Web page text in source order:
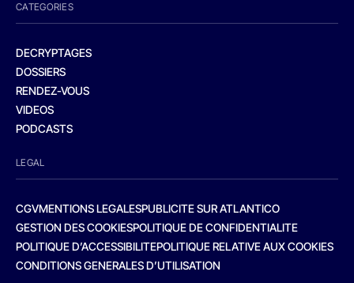
CATEGORIES
DECRYPTAGES
DOSSIERS
RENDEZ-VOUS
VIDEOS
PODCASTS
LEGAL
CGVMENTIONS LEGALESPUBLICITE SUR ATLANTICO
GESTION DES COOKIESPOLITIQUE DE CONFIDENTIALITE
POLITIQUE D’ACCESSIBILITEPOLITIQUE RELATIVE AUX COOKIES
CONDITIONS GENERALES D’UTILISATION